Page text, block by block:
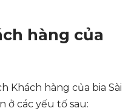
hàng của
Khách hàng của bia Sài
ở các yếu tố sau: